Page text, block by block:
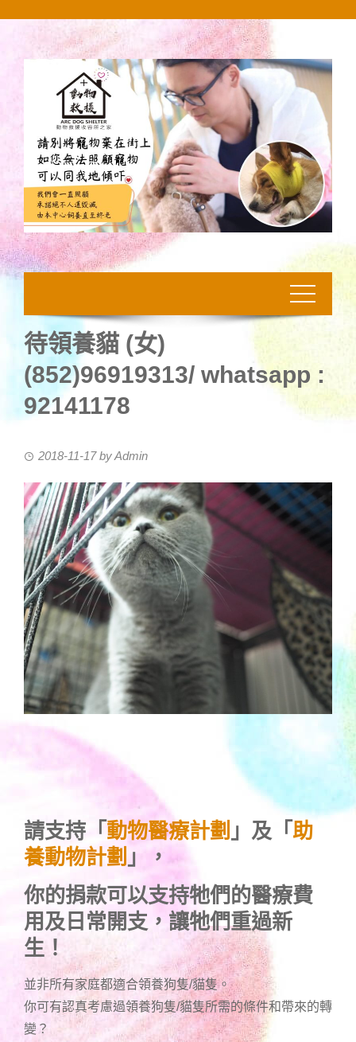
待領養貓 (女)
(852)96919313/ whatsapp :
92141178
2018-11-17byAdmin
請支持「 動物醫療計劃 」及「 助
養動物計劃 」，
你的捐款可以支持牠們的醫療費
用及日常開支，讓牠們重過新
生！
並非所有家庭都適合領養狗隻/貓隻。
你可有認真考慮過領養狗隻/貓隻所需的條件和帶來的轉
變？